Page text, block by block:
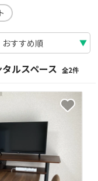
ルスペース 全2件